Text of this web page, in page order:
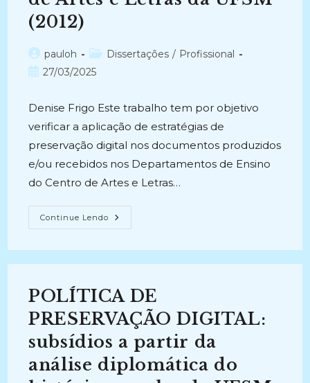
RS
(2009)
(2012)
Autor
do
pauloh
Categoria
do
Dissertações / Profissional
Post27/03/2025
Denise Frigo Este trabalho tem por objetivo
verificar a aplicação de estratégias de
preservação digital nos documentos produzidos
e/ou recebidos nos Departamentos de Ensino
do Centro de Artes e Letras…
Continue Lendo PRESERVAÇÃO
DIGITAL:
O
Artes
E
Letras
Da
(2012)
POLÍTICA DE
PRESERVAÇÃO DIGITAL:
subsídios a partir da
análise diplomática do